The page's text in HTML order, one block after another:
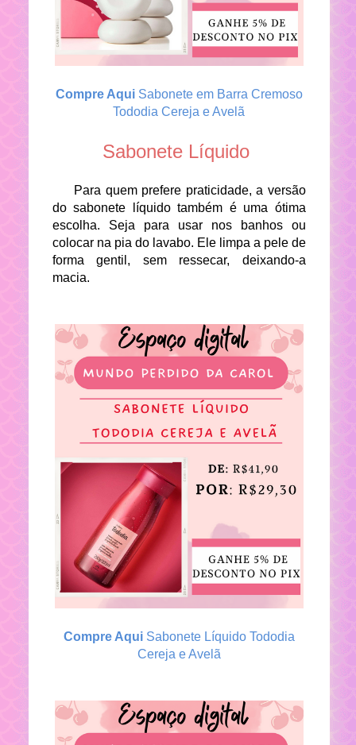
Compre AquiSabonete em Barra Cremoso
Tododia Cereja e Avelã
Sabonete Líquido
Para quem prefere praticidade, a versão
do sabonete líquido também é uma ótima
escolha. Seja para usar nos banhos ou
colocar na pia do lavabo. Ele limpa a pele de
forma gentil, sem ressecar, deixando-a
macia.
Compre Aqui Sabonete Líquido Tododia
Cereja e Avelã